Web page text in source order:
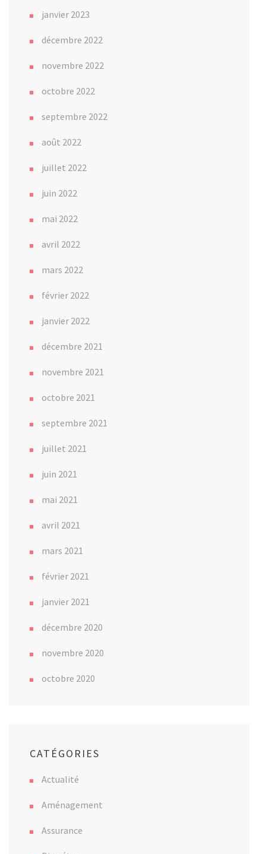
janvier 2023
décembre 2022
novembre 2022
octobre 2022
septembre 2022
août 2022
juillet 2022
juin 2022
mai 2022
avril 2022
mars 2022
février 2022
janvier 2022
décembre 2021
novembre 2021
octobre 2021
septembre 2021
juillet 2021
juin 2021
mai 2021
avril 2021
mars 2021
février 2021
janvier 2021
décembre 2020
novembre 2020
octobre 2020
CATÉGORIES
Actualité
Aménagement
Assurance